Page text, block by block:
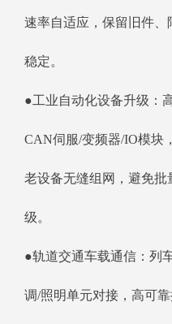
速率自适应，保留旧件
稳定。
●工业自动化设备升级：
CAN伺服/变频器/IO模块
老设备无缝组网，避免
级。
●轨道交通车载通信：列
调/照明单元对接，高可